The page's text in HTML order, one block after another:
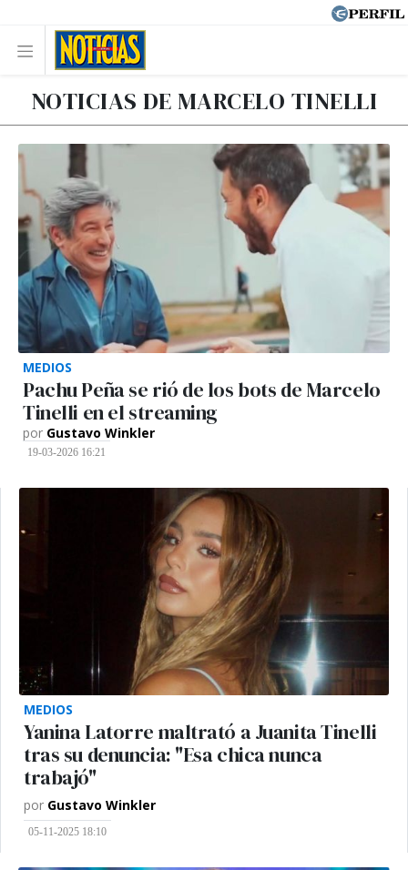
NOTICIAS DE MARCELO TINELLI
MEDIOS
Pachu Peña se rió de los bots de Marcelo
Tinelli en el streaming
por Gustavo Winkler
19-03-2026 16:21
MEDIOS
Yanina Latorre maltrató a Juanita Tinelli
tras su denuncia: "Esa chica nunca
trabajó"
por Gustavo Winkler
05-11-2025 18:10